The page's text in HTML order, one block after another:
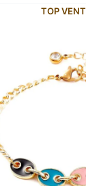
TOP